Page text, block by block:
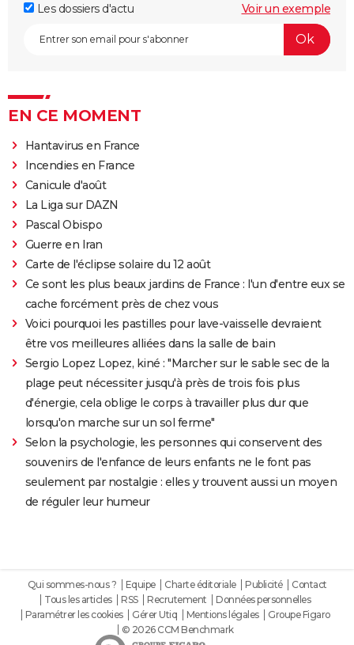
Les dossiers d'actu
Voir un exemple
EN CE MOMENT
Hantavirus en France
Incendies en France
Canicule d'août
La Liga sur DAZN
Pascal Obispo
Guerre en Iran
Carte de l'éclipse solaire du 12 août
Ce sont les plus beaux jardins de France : l'un d'entre eux se
cache forcément près de chez vous
Voici pourquoi les pastilles pour lave-vaisselle devraient
être vos meilleures alliées dans la salle de bain
Sergio Lopez Lopez, kiné : "Marcher sur le sable sec de la
plage peut nécessiter jusqu'à près de trois fois plus
d'énergie, cela oblige le corps à travailler plus dur que
lorsqu'on marche sur un sol ferme"
Selon la psychologie, les personnes qui conservent des
souvenirs de l'enfance de leurs enfants ne le font pas
seulement par nostalgie : elles y trouvent aussi un moyen
de réguler leur humeur
Qui sommes-nous ? Equipe Charte éditoriale Publicité
Contact
Tous les articles
RSS Recrutement
Données personnelles
Paramétrer les cookies
Gérer Utiq Mentions légales
Groupe Figaro
© 2026 CCM Benchmark